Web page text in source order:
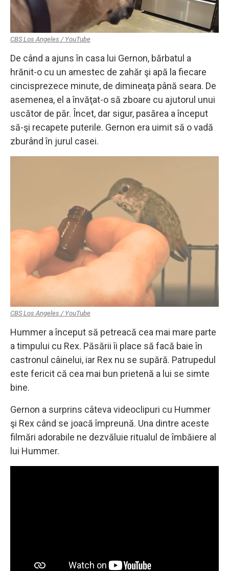
CBS Los Angeles / YouTube
De când a ajuns în casa lui Gernon, bărbatul a
hrănit-o cu un amestec de zahăr şi apă la fiecare
cincisprezece minute, de dimineaţa până seara. De
asemenea, el a învăţat-o să zboare cu ajutorul unui
uscător de păr. Încet, dar sigur, pasărea a început
să-şi recapete puterile. Gernon era uimit să o vadă
zburând în jurul casei.
CBS Los Angeles / YouTube
Hummer a început să petreacă cea mai mare parte
a timpului cu Rex. Păsării îi place să facă baie în
castronul câinelui, iar Rex nu se supără. Patrupedul
este fericit că cea mai bun prietenă a lui se simte
bine.
Gernon a surprins câteva videoclipuri cu Hummer
şi Rex când se joacă împreună. Una dintre aceste
filmări adorabile ne dezvăluie ritualul de îmbăiere al
lui Hummer.